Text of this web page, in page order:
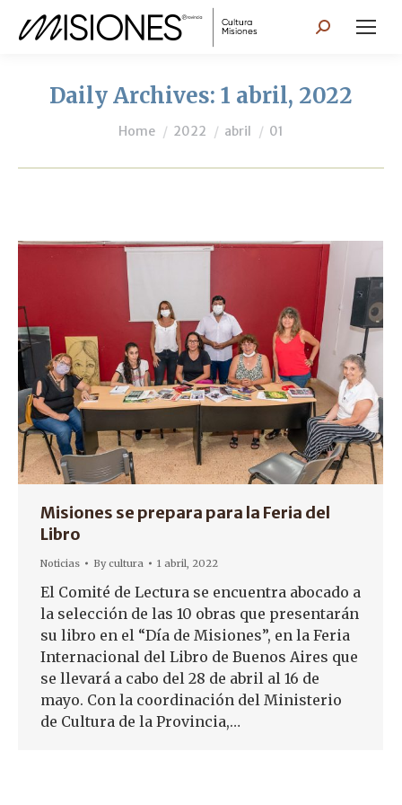
Search:
Daily Archives: 1 abril, 2022
You are here:
Home 2022 abril 01
Misiones se prepara para la Feria del
Libro
Noticias Bycultura 1 abril, 2022
El Comité de Lectura se encuentra abocado a
la selección de las 10 obras que presentarán
su libro en el “Día de Misiones”, en la Feria
Internacional del Libro de Buenos Aires que
se llevará a cabo del 28 de abril al 16 de
mayo. Con la coordinación del Ministerio
de Cultura de la Provincia,…